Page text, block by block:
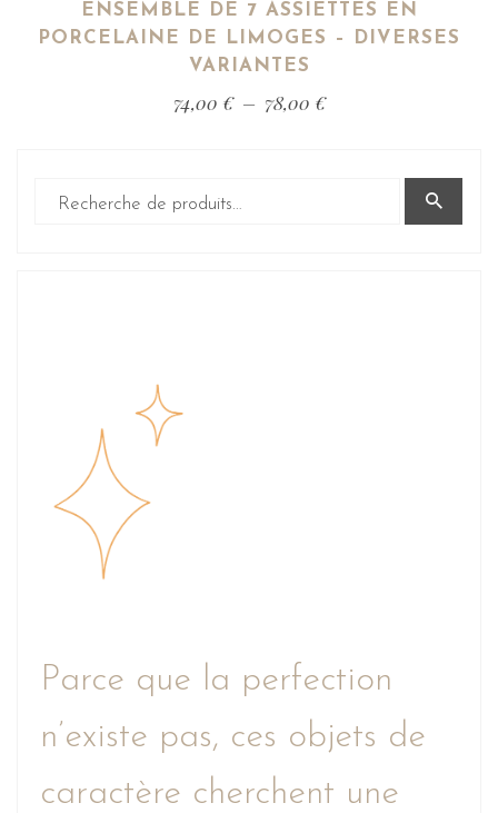
ENSEMBLE DE 7 ASSIETTES EN
PORCELAINE DE LIMOGES – DIVERSES
VARIANTES
74,00 € – 78,00 €
Parce que la perfection
n’existe pas, ces objets de
caractère cherchent une